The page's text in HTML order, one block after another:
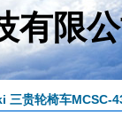
有限
三贵轮椅车MCSC-